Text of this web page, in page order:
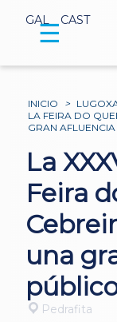
GAL CAST
☰
INICIO >
LA FEIRA DO
GRAN
La
Feira
una
Pedrafita